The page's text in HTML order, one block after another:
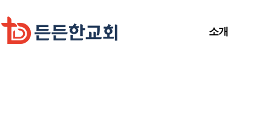
소개